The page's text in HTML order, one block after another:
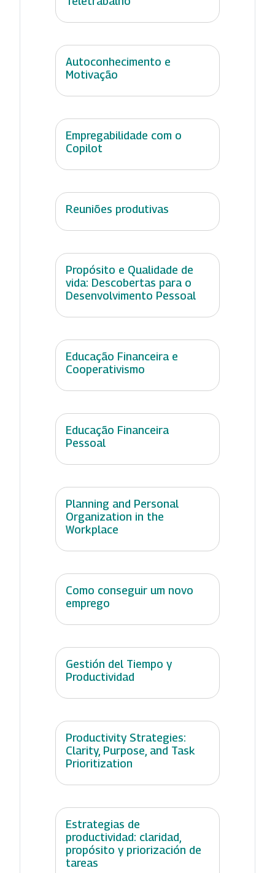
Autoconhecimento e
Motivação
Empregabilidade com o
Copilot
Reuniões produtivas
Propósito e Qualidade de
vida: Descobertas para o
Desenvolvimento Pessoal
Educação Financeira e
Cooperativismo
Educação Financeira
Pessoal
Planning and Personal
Organization in the
Workplace
Como conseguir um novo
emprego
Gestión del Tiempo y
Productividad
Productivity Strategies:
Clarity, Purpose, and Task
Prioritization
Estrategias de
productividad: claridad,
propósito y priorización de
tareas